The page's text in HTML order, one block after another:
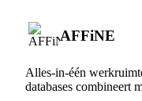
AFFiNE
Alles-in-één
databases combineert